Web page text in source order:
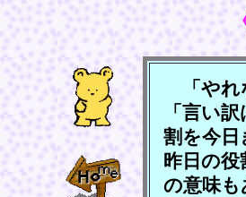
「やれ
「言い
割を今
昨日の
の意味